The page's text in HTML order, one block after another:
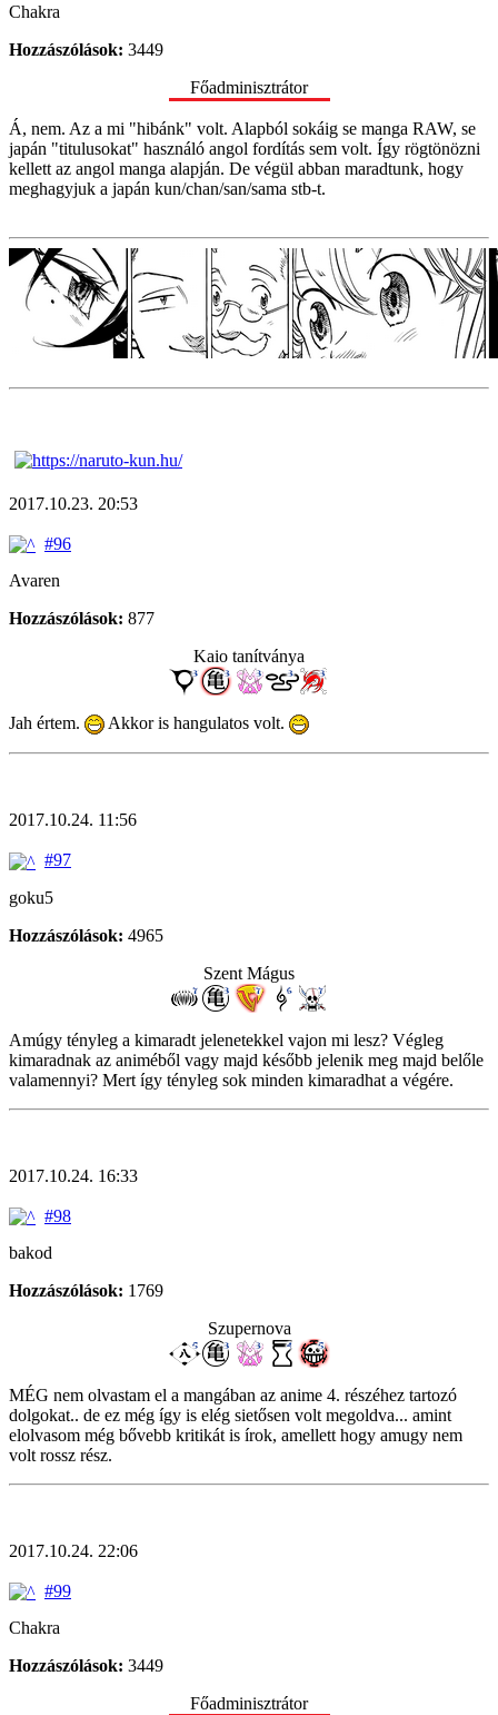
Chakra
Hozzászólások: 3449
Főadminisztrátor
Á, nem. Az a mi "hibánk" volt. Alapból sokáig se manga RAW, se
japán "titulusokat" használó angol fordítás sem volt. Így rögtönözni
kellett az angol manga alapján. De végül abban maradtunk, hogy
meghagyjuk a japán kun/chan/san/sama stb-t.
2017.10.23. 20:53
#96
Avaren
Hozzászólások: 877
Kaio tanítványa
Jah értem. Akkor is hangulatos volt.
2017.10.24. 11:56
#97
goku5
Hozzászólások: 4965
Szent Mágus
Amúgy tényleg a kimaradt jelenetekkel vajon mi lesz? Végleg
kimaradnak az animéből vagy majd később jelenik meg majd belőle
valamennyi? Mert így tényleg sok minden kimaradhat a végére.
2017.10.24. 16:33
#98
bakod
Hozzászólások: 1769
Szupernova
MÉG nem olvastam el a mangában az anime 4. részéhez tartozó
dolgokat.. de ez még így is elég sietősen volt megoldva... amint
elolvasom még bővebb kritikát is írok, amellett hogy amugy nem
volt rossz rész.
2017.10.24. 22:06
#99
Chakra
Hozzászólások: 3449
Főadminisztrátor